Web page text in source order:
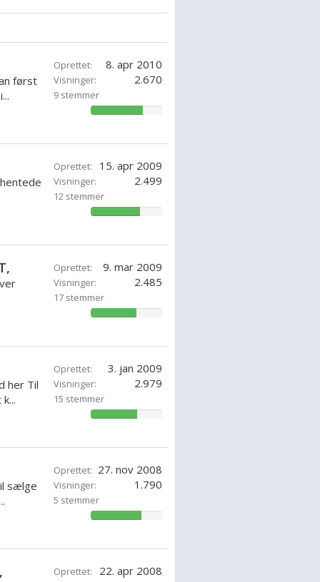
først
Oprettet: 8. apr 2010
Visninger: 2.670
9 stemmer
73.01587142857143%
Oprettet: 15. apr 2009
Visninger: 2.499
12 stemmer
69.04762128571429%
Oprettet: 9. mar 2009
Visninger: 2.485
17 stemmer
64.70588571428571%
her Til
Oprettet: 3. jan 2009
Visninger: 2.979
15 stemmer
65.71428571428571%
sælge
Oprettet: 27. nov 2008
Visninger: 1.790
5 stemmer
71.42857142857143%
Oprettet: 22. apr 2008